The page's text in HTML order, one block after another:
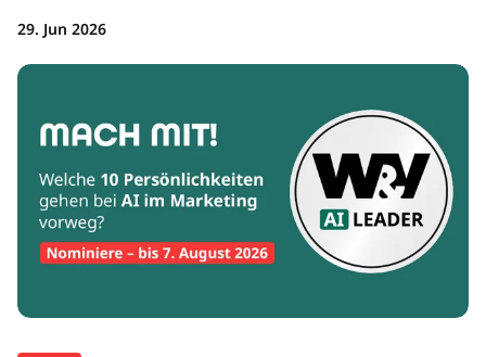
29. Jun 2026